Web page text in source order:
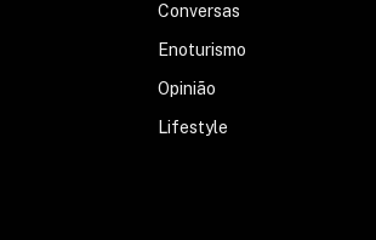
Conversas
Enoturismo
Opinião
Lifestyle